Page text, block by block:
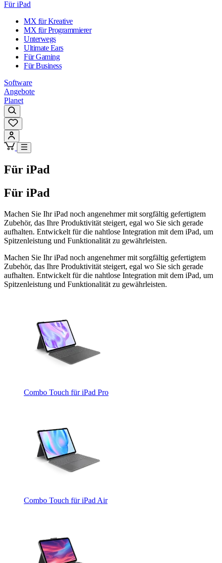
Für iPad
MX für Kreative
MX für Programmierer
Unterwegs
Ultimate Ears
Für Gaming
Für Business
Software
Angebote
Planet
Für iPad
Für iPad
Machen Sie Ihr iPad noch angenehmer mit sorgfältig gefertigtem
Zubehör, das Ihre Produktivität steigert, egal wo Sie sich gerade
aufhalten. Entwickelt für die nahtlose Integration mit dem iPad, um
Spitzenleistung und Funktionalität zu gewährleisten.
Machen Sie Ihr iPad noch angenehmer mit sorgfältig gefertigtem
Zubehör, das Ihre Produktivität steigert, egal wo Sie sich gerade
aufhalten. Entwickelt für die nahtlose Integration mit dem iPad, um
Spitzenleistung und Funktionalität zu gewährleisten.
Combo Touch für iPad Pro
Combo Touch für iPad Air